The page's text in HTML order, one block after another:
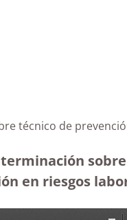
técnico de
en riesgos